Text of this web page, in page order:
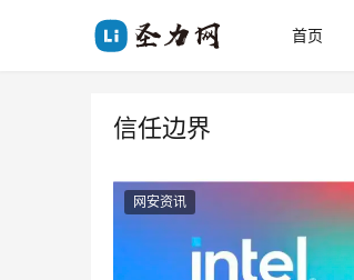
首页
信任边界
网安资讯